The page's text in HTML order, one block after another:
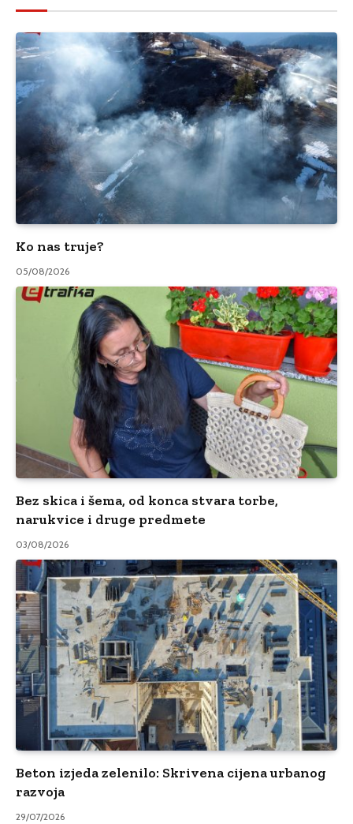
Ko nas truje?
05/08/2026
Bez skica i šema, od konca stvara torbe,
narukvice i druge predmete
03/08/2026
Beton izjeda zelenilo: Skrivena cijena urbanog
razvoja
29/07/2026